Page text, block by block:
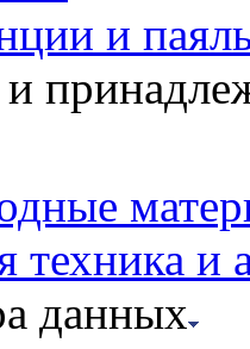
и
техника и
данных